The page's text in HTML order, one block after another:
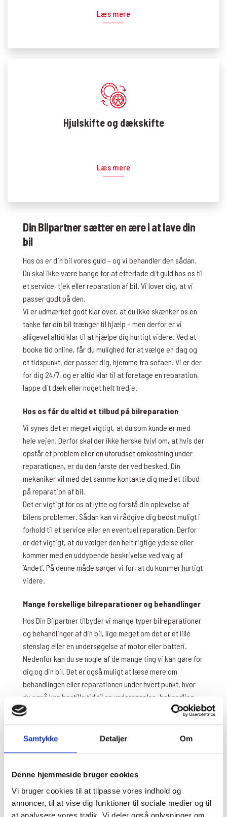
Samtykke Detaljer Om
Denne hjemmeside bruger cookies
Vi bruger cookies til at tilpasse vores indhold og
annoncer, til at vise dig funktioner til sociale medier og til
at analysere vores trafik. Vi deler også oplysninger om
Læs mere
Hjulskifte og dækskifte
Læs mere
Din Bilpartner sætter en ære i at lave din
bil
Hos os er din bil vores guld – og vi behandler den sådan.
Du skal ikke være bange for at efterlade dit guld hos os til
et service, tjek eller reparation af bil. Vi lover dig, at vi
passer godt på den.
Vi er udmærket godt klar over, at du ikke skænker os en
tanke før din bil trænger til hjælp – men derfor er vi
alligevel altid klar til at hjælpe dig hurtigt videre. Ved at
booke tid online, får du mulighed for at vælge en dag og
et tidspunkt, der passer dig, hjemme fra sofaen. Vi er der
for dig 24/7, og er altid klar til at foretage en reparation,
lappe dit dæk eller noget helt tredje.
Hos os får du altid et tilbud på bilreparation
Vi synes det er meget vigtigt, at du som kunde er med
hele vejen. Derfor skal der ikke herske tvivl om, at hvis der
opstår et problem eller en uforudset omkostning under
reparationen, er du den første der ved besked. Din
mekaniker vil med det samme kontakte dig med et tilbud
på reparation af bil.
Det er vigtigt for os at lytte og forstå din oplevelse af
bilens problemer. Sådan kan vi rådgive dig bedst muligt i
forhold til et service eller en eventuel reparation. Derfor
er det vigtigt, at du vælger den helt rigtige ydelse eller
kommer med en uddybende beskrivelse ved valg af
’Andet’. På denne måde sørger vi for, at du kommer hurtigt
videre.
Mange forskellige bilreparationer og behandlinger
Hos Din Bilpartner tilbyder vi mange typer bilreparationer
og behandlinger af din bil, lige meget om det er et lille
stenslag eller en undersøgelse af motor eller batteri.
Nedenfor kan du se nogle af de mange ting vi kan gøre for
dig og din bil. Det er også muligt at læse mere om
behandlingen eller reparationen under hvert punkt, hvor
du også kan bestille tid til en undersøgelse, behandling
eller reparation af bil. Nedenfor kan du læse mere om
nogle af vores mest populære reparationer af biler.
Serviceeftersyn
forebygge skader og mangler i din bil. Hos Din Bilpartner
tilbyder vi forskellige former for serviceeftersyn, så du
kan vælge det der passer bedst til din bil.
Ved et basis serviceeftersyn tjekker vi blandt andet